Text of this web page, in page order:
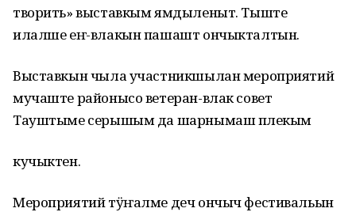
творить» выставкым ямдыленыт. Тыште
илалше еҥ-влакын пашашт ончыкталтын.
Выставкын чыла участникшылан мероприятий
мучаште районысо ветеран-влак совет
Тауштыме серышым да шарнымаш пӧлекым
кучыктен.
Мероприятий тӱҥалме деч ончыч фестивальын